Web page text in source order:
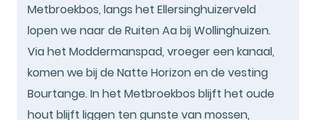
Metbroekbos, langs het Ellersinghuizerveld
lopen we naar de Ruiten Aa bij Wollinghuizen.
Via het Moddermanspad, vroeger een kanaal,
komen we bij de Natte Horizon en de vesting
Bourtange. In het Metbroekbos blijft het oude
hout blijft liggen ten gunste van mossen,